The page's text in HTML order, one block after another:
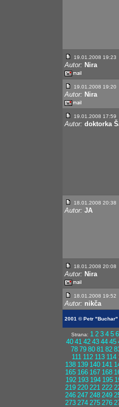
19.01.2008 19:23
Autor: Nira
19.01.2008 19:20
Autor: Nira
19.01.2008 17:59
Autor: doktorka
18.01.2008 20:38
Autor: JA
18.01.2008 20:08
Autor: Nira
18.01.2008 19:52
Autor: nikča
2001 © Petr "Buchar"
Strana: 1 2 3 4 5 6
40 41 42 43 44 45
78 79 80 81 82
111 112 113 114
138 139 140 141
165 166 167 168
192 193 194 195
219 220 221 222
246 247 248 249
273 274 275 276